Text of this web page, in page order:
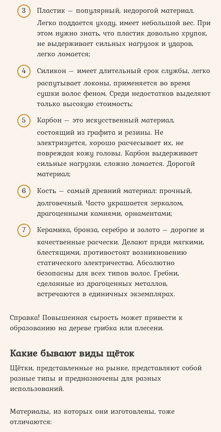
Пластик – популярный, недорогой материал.
Легко поддается уходу, имеет небольшой вес. При
этом нужно знать, что пластик довольно хрупок,
не выдерживает сильных нагрузок и ударов,
легко ломается;
Силикон – имеет длительный срок службы, легко
распутывает локоны, применяется во время
сушки волос феном. Среди недостатков выделяют
только высокую стоимость;
Карбон – это искусственный материал,
состоящий из графита и резины. Не
электризуется, хорошо расчесывает их, не
повреждая кожу головы. Карбон выдерживает
сильные нагрузки, сложно ломается. Дорогой
материал;
Кость – самый древний материал: прочный,
долговечный. Часто украшается зеркалом,
драгоценными камнями, орнаментами;
Керамика, бронза, серебро и золото – дорогие и
качественные расчески. Делают пряди мягкими,
блестящими, противостоят возникновению
статического электричества. Абсолютно
безопасны для всех типов волос. Гребни,
сделанные из драгоценных металлов,
встречаются в единичных экземплярах.
Справка! Повышенная сырость может привести к
образованию на дереве грибка или плесени.
Какие бывают виды щёток
Щётки, представленные на рынке, представляют собой
разные типы и предназначены для разных
использований.
Материалы, из которых они изготовлены, тоже
отличаются: